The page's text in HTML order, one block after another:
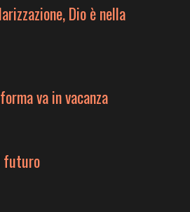
Dio è nella
va in vacanza
futuro